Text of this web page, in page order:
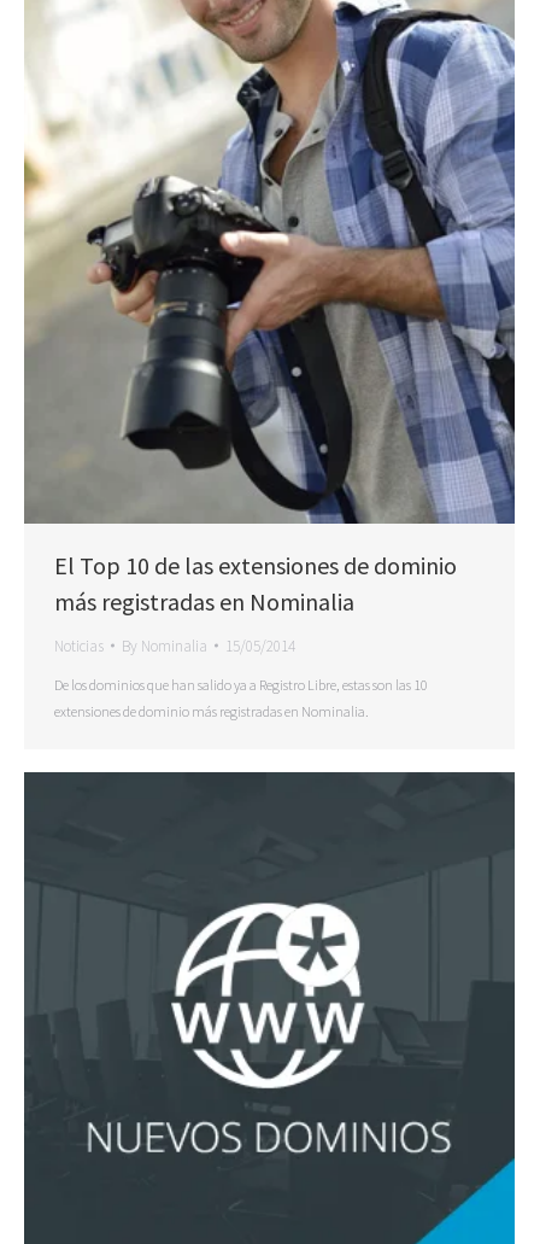
El Top 10 de las extensiones de dominio
más registradas en Nominalia
Noticias By Nominalia 15/05/2014
De los dominios que han salido ya a Registro Libre, estas son las 10
extensiones de dominio más registradas en Nominalia.